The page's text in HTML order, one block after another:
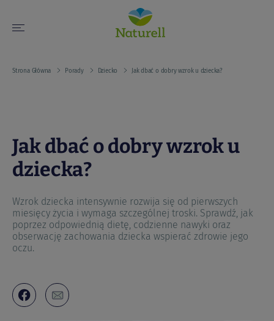
Strona Główna Porady Dziecko Jak dbać o dobry wzrok u dziecka?
Jak dbać o dobry wzrok u
dziecka?
Wzrok dziecka intensywnie rozwija się od pierwszych
miesięcy życia i wymaga szczególnej troski. Sprawdź, jak
poprzez odpowiednią dietę, codzienne nawyki oraz
obserwację zachowania dziecka wspierać zdrowie jego
oczu.